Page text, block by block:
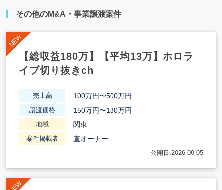
その他のM&A・事業譲渡案件
【総収益180万】【平均13万】ホロラ
イブ切り抜きch
売上高 100万円〜500万円
譲渡価格 150万円〜180万円
地域 関東
案件掲載者 直オーナー
公開日:2026-08-05